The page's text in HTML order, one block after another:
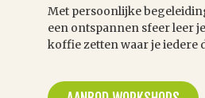
Met persoonlijke
een ontspannen sfeer leer
koffie zetten waar je iedere